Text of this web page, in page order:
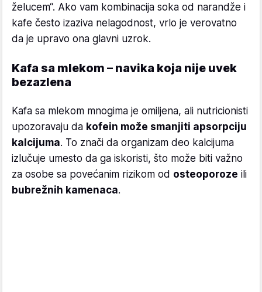
želucem“. Ako vam kombinacija soka od narandže i
kafe često izaziva nelagodnost, vrlo je verovatno
da je upravo ona glavni uzrok.
Kafa sa mlekom – navika koja nije uvek
bezazlena
Kafa sa mlekom mnogima je omiljena, ali nutricionisti
upozoravaju da kofein može smanjiti apsorpciju
kalcijuma. To znači da organizam deo kalcijuma
izlučuje umesto da ga iskoristi, što može biti važno
za osobe sa povećanim rizikom od osteoporoze ili
bubrežnih kamenaca.